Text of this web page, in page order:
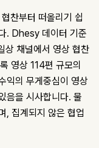
찬부터 떠올리기 쉽
. Dhesy 데이터 기준
채널에서 영상 협찬
영상 114편 규모의
익의 무게중심이 영상
음을 시사합니다. 물
, 집계되지 않은 협업